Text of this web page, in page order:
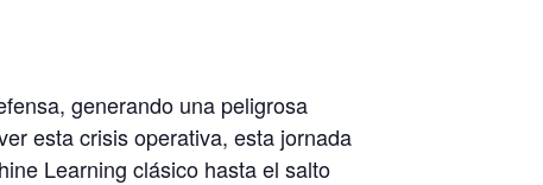
generando una peligrosa
esta crisis operativa, esta jornada
Learning clásico hasta el salto